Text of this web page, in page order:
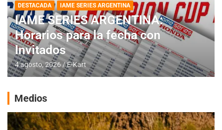
DESTACADA IAME SERIES ARGENTINA
IAME SERIES ARGENTINA:
Horarios para la fecha con
Invitados
4 agosto, 2026 E-Kart
Medios